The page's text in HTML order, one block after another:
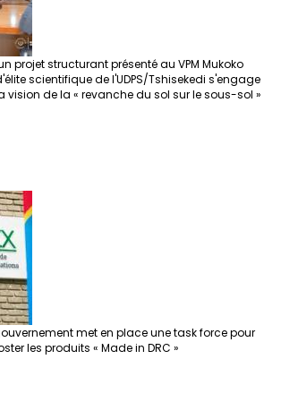
projet structurant présenté au VPM Mukoko
scientifique de l'UDPS/Tshisekedi s'engage
de la « revanche du sol sur le sous-sol »
met en place une task force pour
les produits « Made in DRC »